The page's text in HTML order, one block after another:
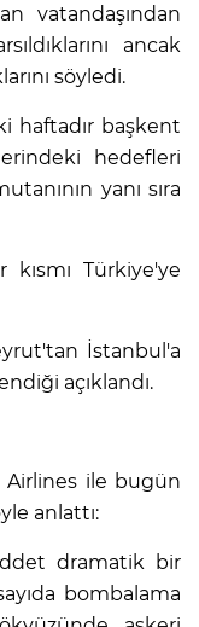
vatandaşından
ancak
söyledi.
haftadır başkent
hedefleri
yanı sıra
kısmı Türkiye'ye
İstanbul'a
açıklandı.
Airlines ile bugün
anlattı:
dramatik bir
bombalama